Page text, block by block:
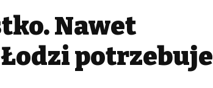
Nawet
potrzebuje